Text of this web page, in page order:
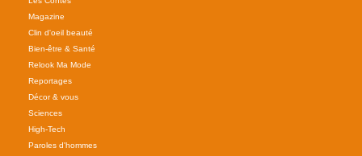
Magazine
Clin d'oeil beauté
Bien-être & Santé
Relook Ma Mode
Reportages
Décor & vous
Sciences
High-Tech
Paroles d'hommes